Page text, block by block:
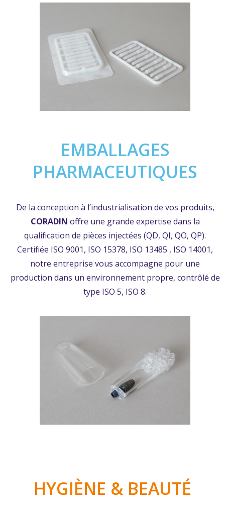
EMBALLAGES
PHARMACEUTIQUES
De la conception à l’industrialisation de vos produits,
CORADIN offre une grande expertise dans la
qualification de pièces injectées (QD, QI, QO, QP).
Certifiée ISO 9001, ISO 15378, ISO 13485 , ISO 14001,
notre entreprise vous accompagne pour une
production dans un environnement propre, contrôlé de
type ISO 5, ISO 8.
HYGIÈNE & BEAUTÉ